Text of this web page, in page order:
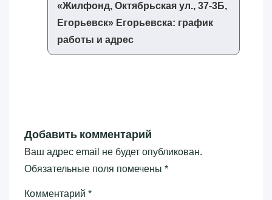
«‎Жилфонд, Октябрьская ул., 37-3Б,
Егорьевск»‎ Егорьевска: график
работы и адрес
Добавить комментарий
Ваш адрес email не будет опубликован.
Обязательные поля помечены *
Комментарий *